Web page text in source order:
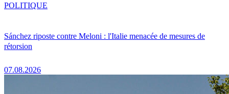
Sánchez riposte contre Meloni : l'Italie menacée de mesures de
rétorsion
07.08.2026
POLITIQUE